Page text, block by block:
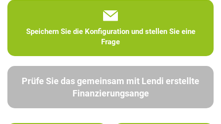
Speichern Sie die Konfiguration und stellen Sie eine
Frage
Prüfe Sie das gemeinsam mit Lendi erstellte
Finanzierungsange